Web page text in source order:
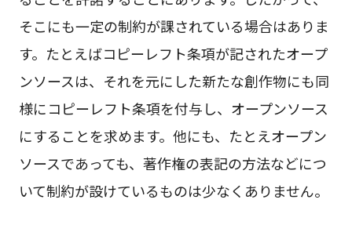
そこにも一定の制約が課されている場合はありま
す。たとえばコピーレフト条項が記されたオープ
ンソースは、それを元にした新たな創作物にも同
様にコピーレフト条項を付与し、オープンソース
にすることを求めます。他にも、たとえオープン
ソースであっても、著作権の表記の方法などにつ
いて制約が設けているものは少なくありません。